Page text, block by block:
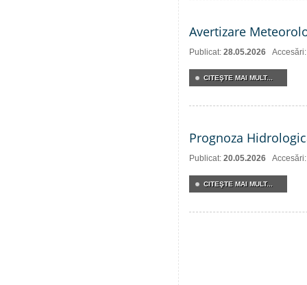
Avertizare
Publicat: 28.05.2026
CITEŞTE MAI MULT...
Prognoza
Publicat: 20.05.2026
CITEŞTE MAI MULT...